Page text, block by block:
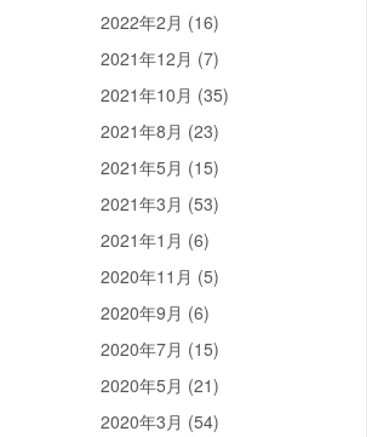
2022年2月 (16)
2021年12月 (7)
2021年10月 (35)
2021年8月 (23)
2021年5月 (15)
2021年3月 (53)
2021年1月 (6)
2020年11月 (5)
2020年9月 (6)
2020年7月 (15)
2020年5月 (21)
2020年3月 (54)